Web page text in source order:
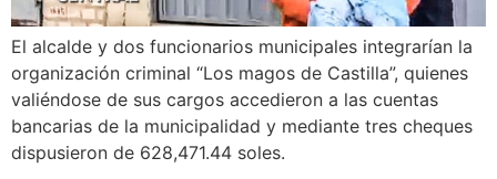
El alcalde y dos funcionarios municipales integrarían la
organización criminal “Los magos de Castilla”, quienes
valiéndose de sus cargos accedieron a las cuentas
bancarias de la municipalidad y mediante tres cheques
dispusieron de 628,471.44 soles.